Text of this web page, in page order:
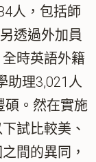
人，包括師
透過外加員
時英語外籍
助理3,021人
碩。然在實施
試比較美、
間的異同，